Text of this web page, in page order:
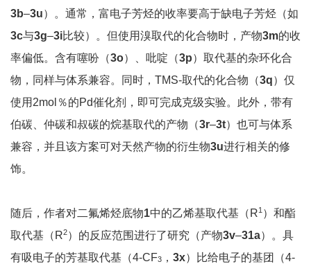
3b–3u）。通常，富电子芳烃的收率要高于缺电子芳烃（如
3c与3g–3i比较）。但使用溴取代的化合物时，产物3m的收
率偏低。含有噻吩（3o）、吡啶（3p）取代基的杂环化合
物，同样与体系兼容。同时，TMS-取代的化合物（3q）仅
使用2mol％的Pd催化剂，即可完成克级实验。此外，带有
伯碳、仲碳和叔碳的烷基取代的产物（3r–3t）也可与体系
兼容，并且该方案可对天然产物的衍生物3u进行相关的修
饰。
随后，作者对二氟烯烃底物1中的乙烯基取代基（R1 ）和酯
取代基（R2）的反应范围进行了研究（产物3v–31a）。具
有吸电子的芳基取代基（4-CF3 ， 3x）比给电子的基团（4-